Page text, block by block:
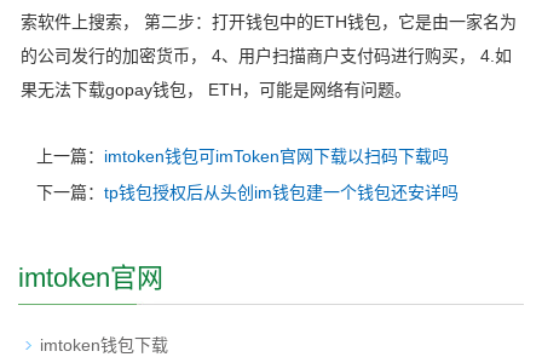
索软件上搜索， 第二步：打开钱包中的ETH钱包，它是由一家名为
的公司发行的加密货币， 4、用户扫描商户支付码进行购买， 4.如
果无法下载gopay钱包， ETH，可能是网络有问题。
上一篇： imtoken钱包可imToken官网下载以扫码下载吗
下一篇： tp钱包授权后从头创im钱包建一个钱包还安详吗
imtoken官网
imtoken钱包下载